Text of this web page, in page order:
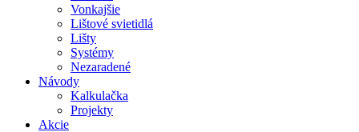
Vonkajšie
Lištové svietidlá
Lišty
Systémy
Nezaradené
Návody
Kalkulačka
Projekty
Akcie